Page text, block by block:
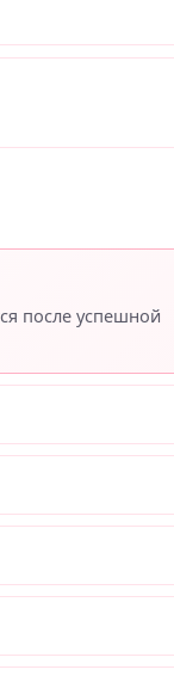
после успешной